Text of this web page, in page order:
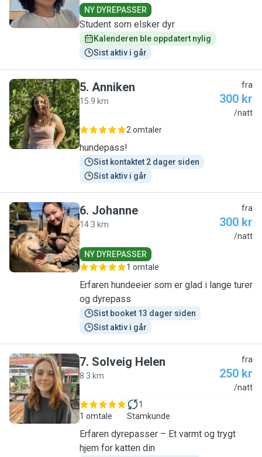
NY DYREPASSER
Student som elsker dyr
Kalenderen ble oppdatert nylig
Sist aktiv i går
A
5. Anniken
15.9 km
fra
300 kr
/natt
2 omtaler
hundepass!
Sist kontaktet 2 dager siden
Sist aktiv i går
J
6. Johanne
14.3 km
fra
300 kr
/natt
NY DYREPASSER
1 omtale
Erfaren hundeeier som er glad i lange turer
og dyrepass
Sist booket 13 dager siden
Sist aktiv i går
S
7. Solveig Helen
8.3 km
fra
250 kr
/natt
1 omtale
1
Stamkunde
Erfaren dyrepasser – Et varmt og trygt
hjem for katten din